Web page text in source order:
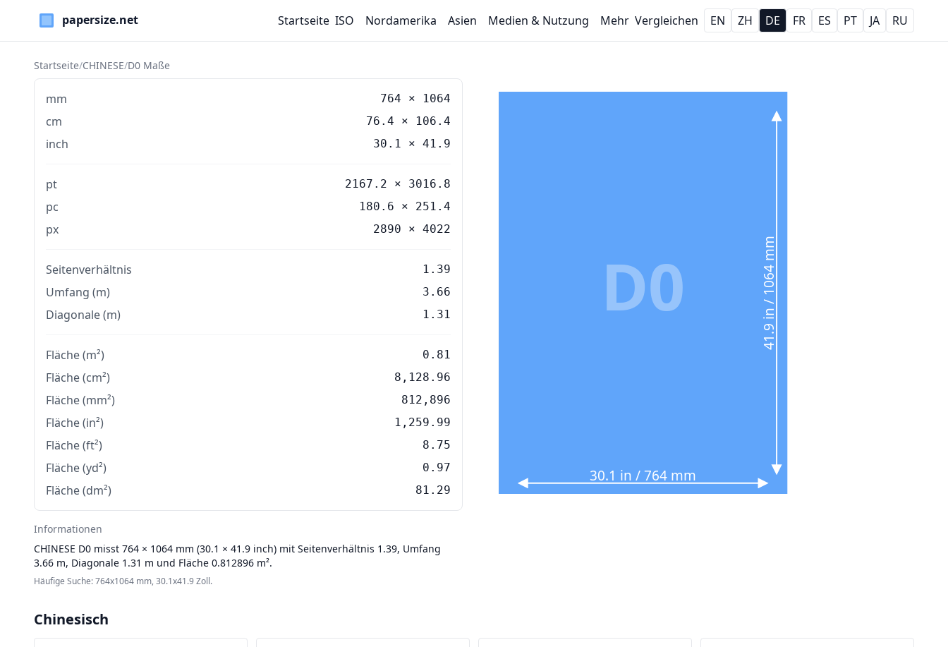
Paper Sizes Startseite ISO Nordamerika Asien Medien & Nutzung Mehr Vergleichen EN ZH DE FR ES PT JA RU
Startseite/CHINESE/D0 Maße
mm 764 × 1064
cm 76.4 × 106.4
inch 30.1 × 41.9
pt 2167.2 × 3016.8
pc 180.6 × 251.4
px 2890 × 4022
Seitenverhältnis 1.39
Umfang (m) 3.66
Diagonale (m) 1.31
Fläche (m²) 0.81
Fläche (cm²) 8,128.96
Fläche (mm²) 812,896
Fläche (in²) 1,259.99
Fläche (ft²) 8.75
Fläche (yd²) 0.97
Fläche (dm²) 81.29
Informationen
CHINESE D0 misst 764 × 1064 mm (30.1 × 41.9 inch) mit Seitenverhältnis 1.39, Umfang
3.66 m, Diagonale 1.31 m und Fläche 0.812896 m².
Häufige Suche: 764x1064 mm, 30.1x41.9 Zoll.
30.1 in / 764 mm
41.9 in / 1064 mm
D0
Chinesisch